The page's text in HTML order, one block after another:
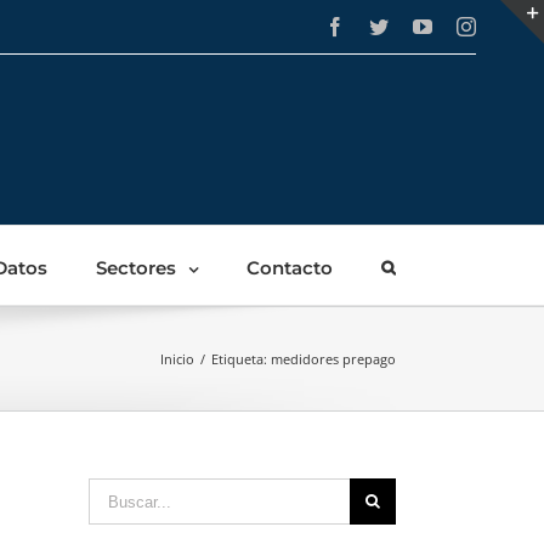
Facebook
TwitterYouTube
Sectores Contacto
Inicio / Etiqueta: medidores prepago